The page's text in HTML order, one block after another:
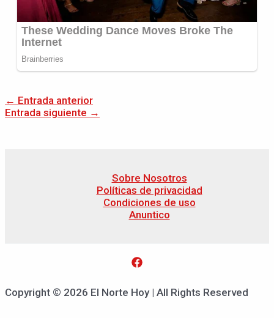
← Entrada anterior
Entrada siguiente →
Sobre Nosotros
Políticas de privacidad
Condiciones de uso
Anuntico
Copyright © 2026 El Norte Hoy | All Rights Reserved